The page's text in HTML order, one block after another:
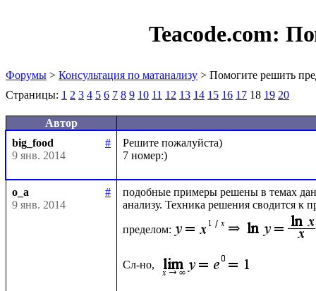
Teacode.com:
Форумы > Консультация по матанализу > Помогите решить
Страницы: 1 2 3 4 5 6 7 8 9 10 11 12 13 14 15 16 17 18 19 20
Автор
big_food
#
9 янв. 2014
Решите пожалуйста)
o_a
#
9 янв. 2014
подобные примеры решены в темах
анализу. Техника решения сводится
пределом:
Сл-но,